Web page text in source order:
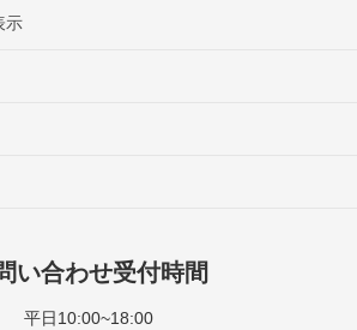
示
い合わせ受付時間
平日10:00~18:00